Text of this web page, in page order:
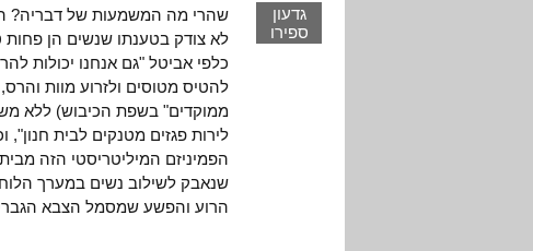
גדעון
ספירו
שהרי מה המשמעות של דבריה?
לא צודק בטענתו שנשים הן
כלפי אביטל "גם אנחנו יכולות
להטיס מטוסים ולזרוע מוות
ממוקדים" בשפת הכיבוש) ללא
לירות פגזים מטנקים לבית חנון",
הפמיניזם המיליטריסטי הזה
שנאבק לשילוב נשים במערך
הרוע והפשע שמסמל הצבא